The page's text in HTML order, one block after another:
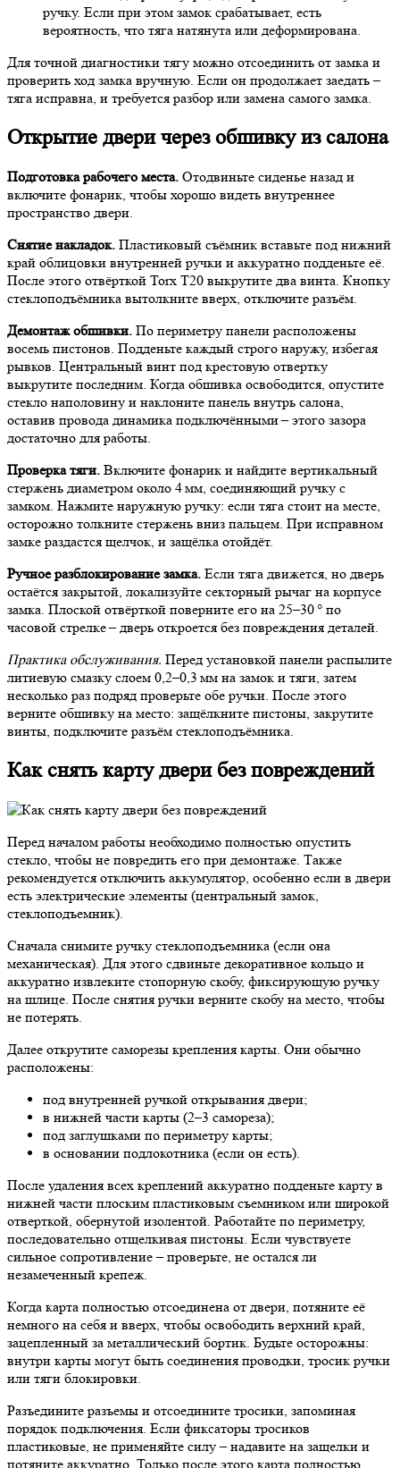
ручку. Если при этом замок срабатывает, есть
вероятность, что тяга натянута или деформирована.
Для точной диагностики тягу можно отсоединить от замка и
проверить ход замка вручную. Если он продолжает заедать –
тяга исправна, и требуется разбор или замена самого замка.
Открытие двери через обшивку из салона
Подготовка рабочего места. Отодвиньте сиденье назад и
включите фонарик, чтобы хорошо видеть внутреннее
пространство двери.
Снятие накладок. Пластиковый съёмник вставьте под нижний
край облицовки внутренней ручки и аккуратно подденьте её.
После этого отвёрткой Torx T20 выкрутите два винта. Кнопку
стеклоподъёмника вытолкните вверх, отключите разъём.
Демонтаж обшивки. По периметру панели расположены
восемь пистонов. Подденьте каждый строго наружу, избегая
рывков. Центральный винт под крестовую отвертку
выкрутите последним. Когда обшивка освободится, опустите
стекло наполовину и наклоните панель внутрь салона,
оставив провода динамика подключёнными – этого зазора
достаточно для работы.
Проверка тяги. Включите фонарик и найдите вертикальный
стержень диаметром около 4 мм, соединяющий ручку с
замком. Нажмите наружную ручку: если тяга стоит на месте,
осторожно толкните стержень вниз пальцем. При исправном
замке раздастся щелчок, и защёлка отойдёт.
Ручное разблокирование замка. Если тяга движется, но дверь
остаётся закрытой, локализуйте секторный рычаг на корпусе
замка. Плоской отвёрткой поверните его на 25–30 ° по
часовой стрелке – дверь откроется без повреждения деталей.
Практика обслуживания. Перед установкой панели распылите
литиевую смазку слоем 0,2–0,3 мм на замок и тяги, затем
несколько раз подряд проверьте обе ручки. После этого
верните обшивку на место: защёлкните пистоны, закрутите
винты, подключите разъём стеклоподъёмника.
Как снять карту двери без повреждений
Перед началом работы необходимо полностью опустить
стекло, чтобы не повредить его при демонтаже. Также
рекомендуется отключить аккумулятор, особенно если в двери
есть электрические элементы (центральный замок,
стеклоподъемник).
Сначала снимите ручку стеклоподъемника (если она
механическая). Для этого сдвиньте декоративное кольцо и
аккуратно извлеките стопорную скобу, фиксирующую ручку
на шлице. После снятия ручки верните скобу на место, чтобы
не потерять.
Далее открутите саморезы крепления карты. Они обычно
расположены:
под внутренней ручкой открывания двери;
в нижней части карты (2–3 самореза);
под заглушками по периметру карты;
в основании подлокотника (если он есть).
После удаления всех креплений аккуратно подденьте карту в
нижней части плоским пластиковым съемником или широкой
отверткой, обернутой изолентой. Работайте по периметру,
последовательно отщелкивая пистоны. Если чувствуете
сильное сопротивление – проверьте, не остался ли
незамеченный крепеж.
Когда карта полностью отсоединена от двери, потяните её
немного на себя и вверх, чтобы освободить верхний край,
зацепленный за металлический бортик. Будьте осторожны:
внутри карты могут быть соединения проводки, тросик ручки
или тяги блокировки.
Разъедините разъемы и отсоедините тросики, запоминая
порядок подключения. Если фиксаторы тросиков
пластиковые, не применяйте силу – надавите на защелки и
потяните аккуратно. Только после этого карта полностью